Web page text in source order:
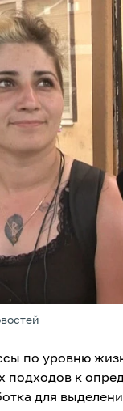
по уровню
подходов к
для